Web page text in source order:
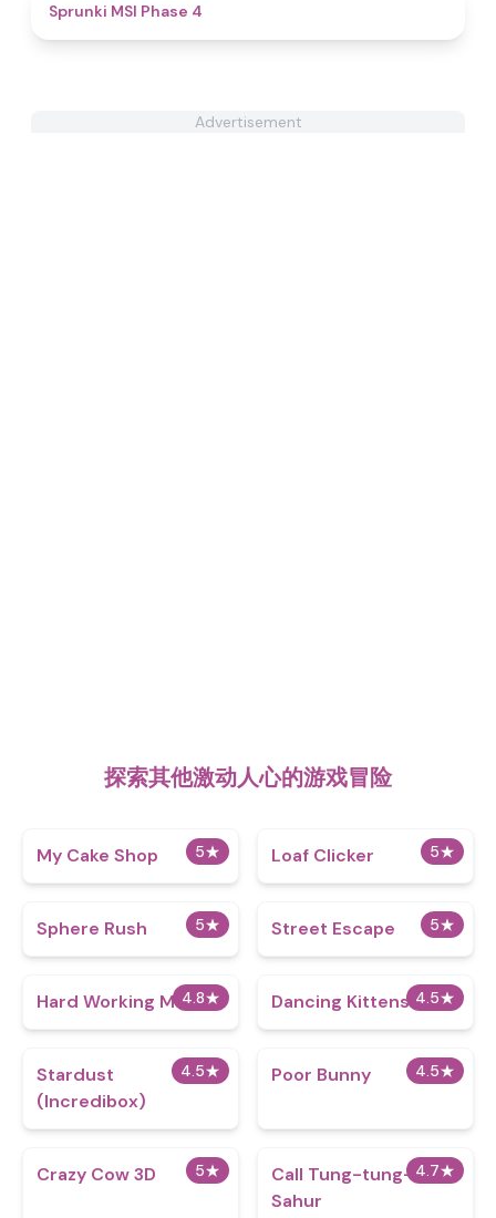
Sprunki MSI Phase 4
Advertisement
探索其他激动人心的游戏冒险
5★
My Cake Shop 5★
Loaf Clicker
5★
Sphere Rush 5★
Street Escape
4.8★
Hard Working Man 4.5★
Dancing Kittens
4.5★
Stardust
(Incredibox)
4.5★
Poor Bunny
5★
Crazy Cow 3D 4.7★
Call Tung-tung-tung
Sahur